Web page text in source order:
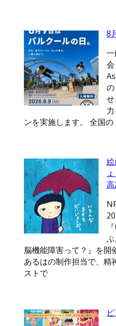
8
ンを実施します。 全国
高
脳機能障害って？』を開
あるはの制作担当で、精
ストで